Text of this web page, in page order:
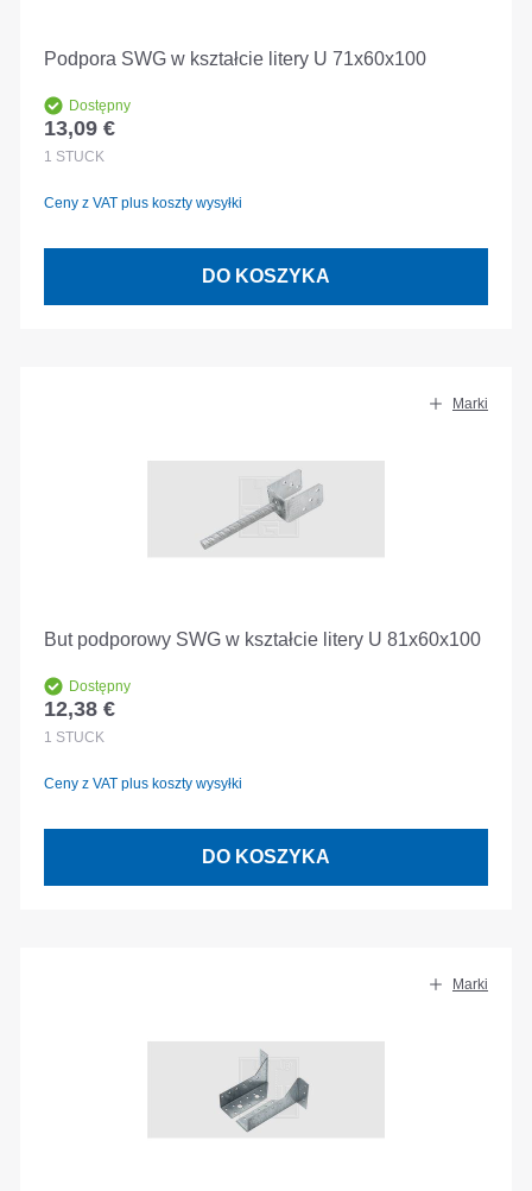
Podpora SWG w kształcie litery U 71x60x100
Dostępny
Cena regularna:
13,09 €
1 STÜCK
Ceny z VAT plus koszty wysyłki
DO KOSZYKA
Marki
But podporowy SWG w kształcie litery U 81x60x100
Dostępny
Cena regularna:
12,38 €
1 STÜCK
Ceny z VAT plus koszty wysyłki
DO KOSZYKA
Marki